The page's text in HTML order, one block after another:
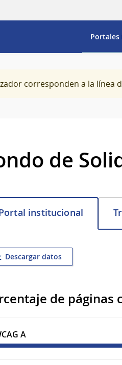
corresponden a la línea
de
institucional
Descargar datos
de páginas
A